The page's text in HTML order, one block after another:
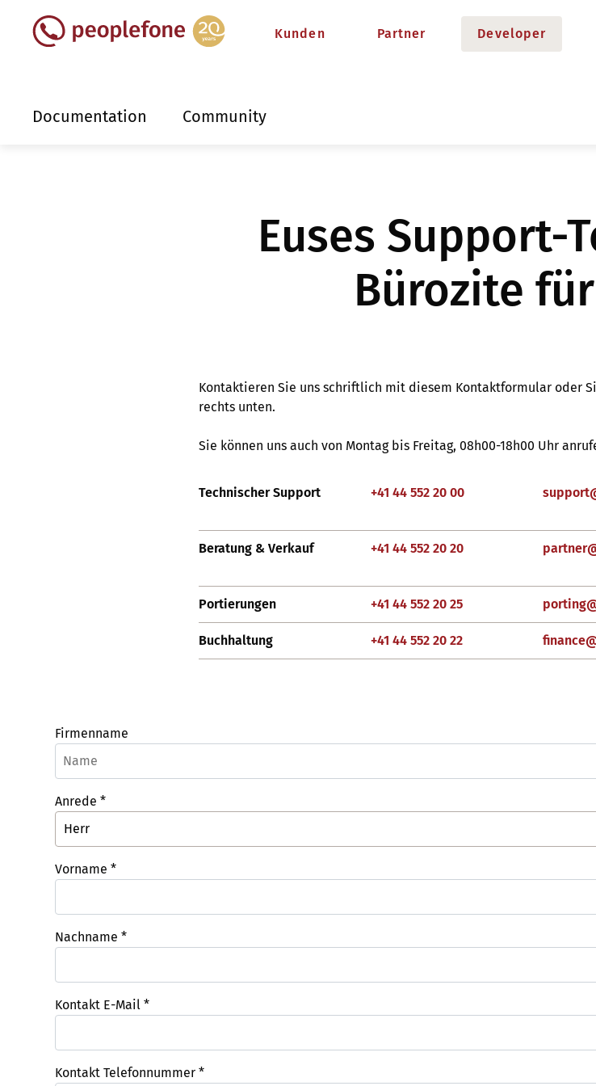
Kunden Partner Developer
Documentation Community
Euses Support-
Bürozite
Kontaktieren Sie uns schriftlich mit diesem Kontaktformular oder
rechts unten.
Sie können uns auch von Montag bis Freitag, 08h00-18h00 Uhr
Technischer Support +41 44 552 20 00 support
Beratung & Verkauf +41 44 552 20 20 partner
Portierungen +41 44 552 20 25 porting
Buchhaltung +41 44 552 20 22 finance
Firmenname
Anrede *
Vorname *
Nachname *
Kontakt E-Mail *
Kontakt Telefonnummer *